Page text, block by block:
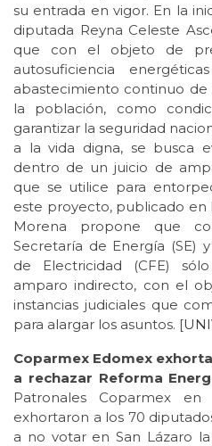
su entrada en vigor. En la
diputada Reyna Celeste
que con el objeto de
autosuficiencia
abastecimiento continuo
la población, como
garantizar la seguridad
a la vida digna, se busca
dentro de un juicio de
que se utilice para
este proyecto, publicado en
Morena propone que
Secretaría de Energía (SE)
de Electricidad (CFE)
amparo indirecto, con el
instancias judiciales que
para alargar los asuntos. [
Coparmex Edomex
a rechazar Reforma
Patronales Coparmex
exhortaron a los 70
a no votar en San Lázaro